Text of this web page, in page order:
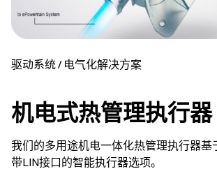
驱动系统 / 电气化解决方案
机电式热管理执行器
我们的多用途机电一体化热管理执行器基
带LIN接口的智能执行器选项。